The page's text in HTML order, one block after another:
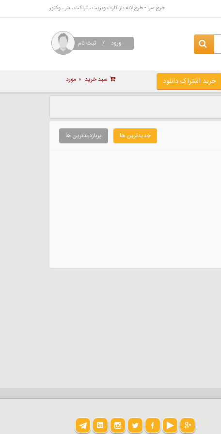
طرح سرا - طرح لایه باز کارت ویزیت ، تراکت ، بنر ، وکتور
ورود / ثبت نام
خرید اشتراک دانلود سبد خرید: ۰ مورد
جدیدترین ها پربازدیدترین ها